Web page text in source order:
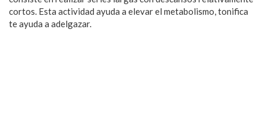
cortos. Esta actividad ayuda a elevar el metabolismo, tonifica
te ayuda a adelgazar.